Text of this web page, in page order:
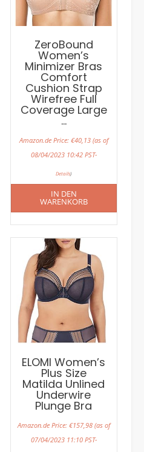
ZeroBound
Women’s
Minimizer Bras
Comfort
Cushion Strap
Wirefree Full
Coverage Large
…
Amazon.de Price: €40,13(as of
08/04/2023 10:42 PST-
Details)
IN DEN
WARENKORB
ELOMI Women’s
Plus Size
Matilda Unlined
Underwire
Plunge Bra
Amazon.de Price: €157,98(as of
07/04/2023 11:10 PST-